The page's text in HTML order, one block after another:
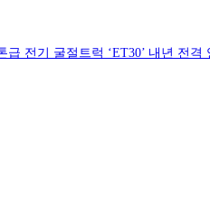
급 전기 굴절트럭 ‘ET30’ 내년 전격